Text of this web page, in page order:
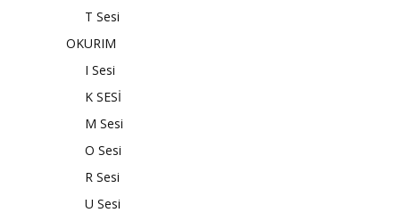
T Sesi
OKURIM
I Sesi
K SESİ
M Sesi
O Sesi
R Sesi
U Sesi